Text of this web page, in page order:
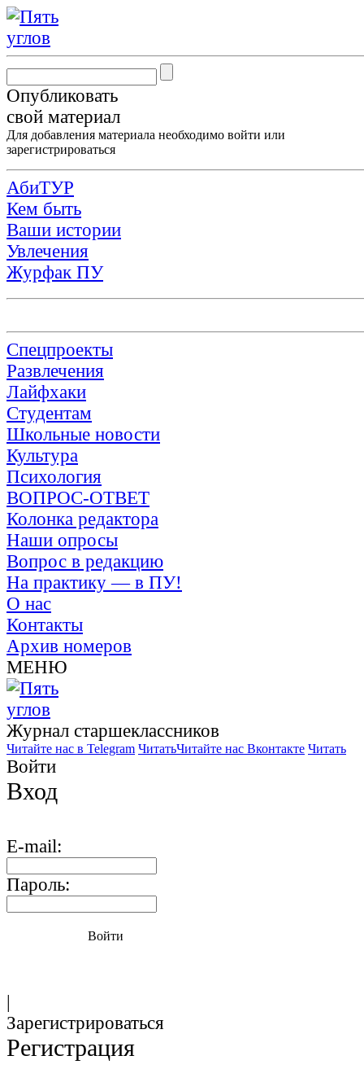
Опубликовать
свой материал
Для добавления материала необходимо войти или
зарегистрироваться
АбиТУР
Кем быть
Ваши истории
Увлечения
Журфак ПУ
Спецпроекты
Развлечения
Лайфхаки
Студентам
Школьные новости
Культура
Психология
ВОПРОС-ОТВЕТ
Колонка редактора
Наши опросы
Вопрос в редакцию
На практику — в ПУ!
О нас
Контакты
Архив номеров
МЕНЮ
Журнал старшекласcников
Читайте нас в Telegram ЧитатьЧитайте нас Вконтакте Читать
Войти
Вход
E-mail:
Пароль:
Войти
|
Зарегистрироваться
Регистрация